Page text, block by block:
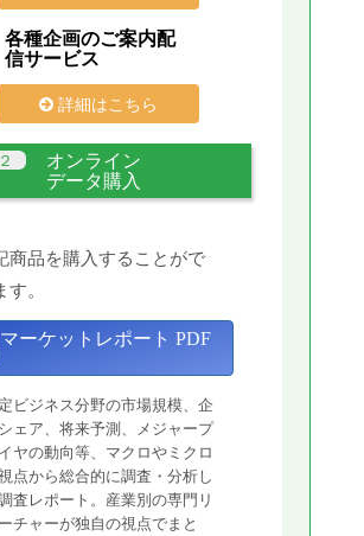
各種企画のご案内配
信サービス
詳細はこちら
オンライン
データ購入
商品を購入することがで
す。
ーケットレポート PDF
ビジネス分野の市場規模、企
ェア、将来予測、メジャープ
ヤの動向等、マクロやミクロ
点から総合的に調査・分析し
査レポート。産業別の専門リ
チャーが独自の視点でまと